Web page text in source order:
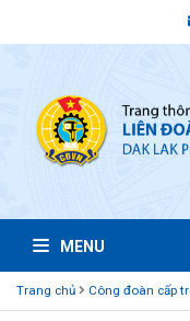
MENU
Trang chủ Công đoàn cấp